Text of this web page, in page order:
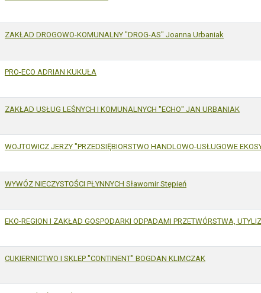
ZAKŁAD DROGOWO-KOMUNALNY "DROG-AS" Joanna Urbaniak
PRO-ECO ADRIAN KUKUŁA
ZAKŁAD USŁUG LEŚNYCH I KOMUNALNYCH "ECHO" JAN URBANIAK
WOJTOWICZ JERZY "PRZEDSIĘBIORSTWO HANDLOWO-USŁUGOWE
WYWÓZ NIECZYSTOŚCI PŁYNNYCH Sławomir Stępień
EKO-REGION I ZAKŁAD GOSPODARKI ODPADAMI PRZETWÓRSTWA,
CUKIERNICTWO I SKLEP "CONTINENT" BOGDAN KLIMCZAK